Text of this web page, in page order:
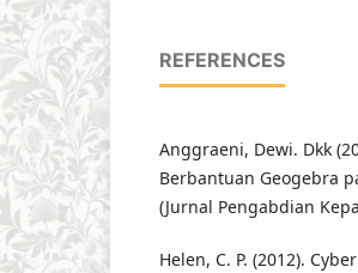
REFERENCES
Anggraeni, Dewi. Dkk
Berbantuan Geogebra
(Jurnal Pengabdian
Helen, C. P. (2012).